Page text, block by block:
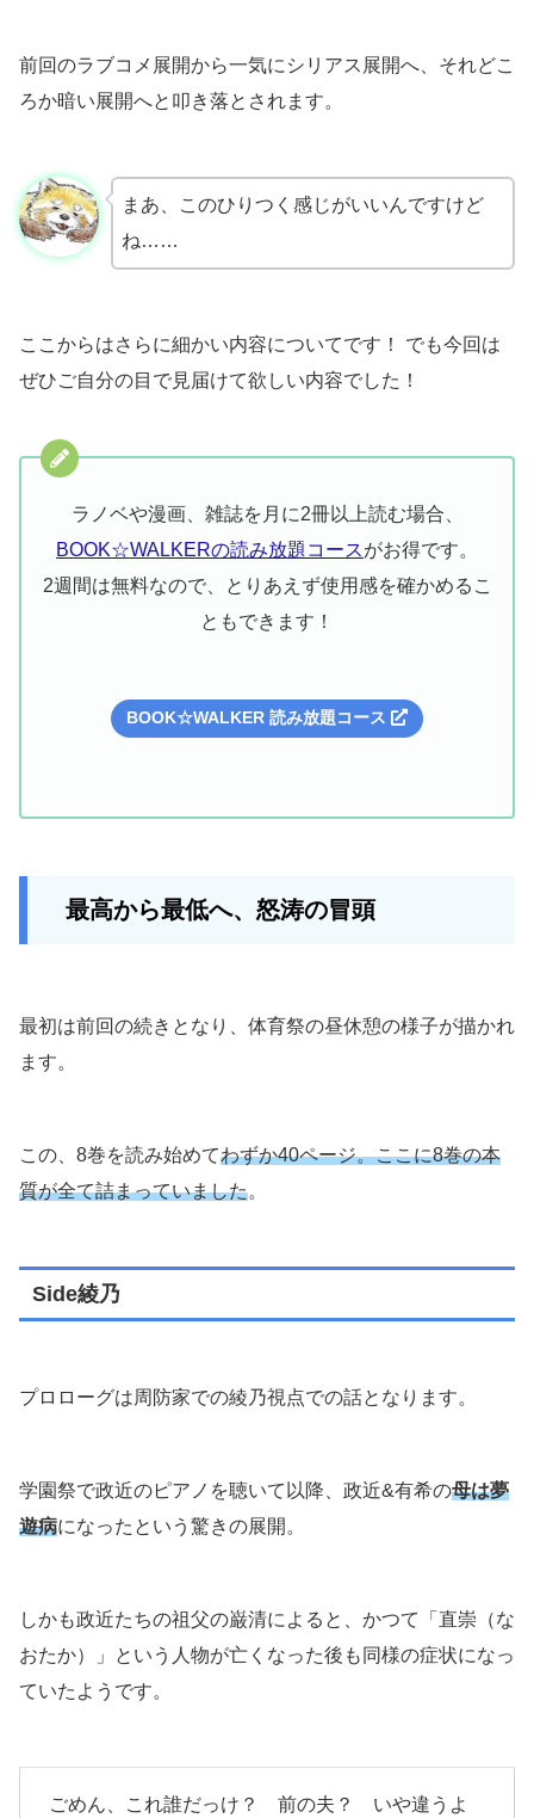
前回のラブコメ展開から一気にシリアス展開へ、それどこ
ろか暗い展開へと叩き落とされます。
まあ、このひりつく感じがいいんですけど
ね……
ここからはさらに細かい内容についてです！ でも今回は
ぜひご自分の目で見届けて欲しい内容でした！
ラノベや漫画、雑誌を月に2冊以上読む場合、
BOOK☆WALKERの読み放題コースがお得です。
2週間は無料なので、とりあえず使用感を確かめるこ
ともできます！
BOOK☆WALKER 読み放題コース
最高から最低へ、怒涛の冒頭
最初は前回の続きとなり、体育祭の昼休憩の様子が描かれ
ます。
この、8巻を読み始めてわずか40ページ。ここに8巻の本
質が全て詰まっていました。
Side綾乃
プロローグは周防家での綾乃視点での話となります。
学園祭で政近のピアノを聴いて以降、政近&有希の母は夢
遊病になったという驚きの展開。
しかも政近たちの祖父の巌清によると、かつて「直崇（な
おたか）」という人物が亡くなった後も同様の症状になっ
ていたようです。
ごめん、これ誰だっけ？ 前の夫？ いや違うよ